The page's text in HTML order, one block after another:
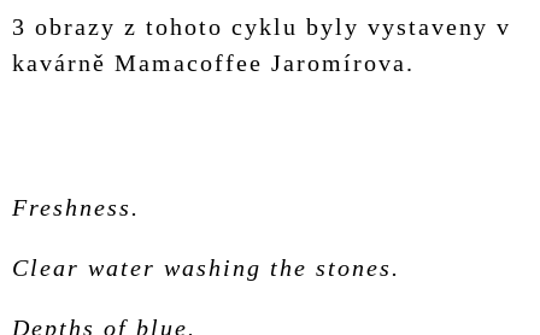
3 obrazy z tohoto cyklu byly vystaveny v
kavárně Mamacoffee Jaromírova.
Freshness.
Clear water washing the stones.
Depths of blue.